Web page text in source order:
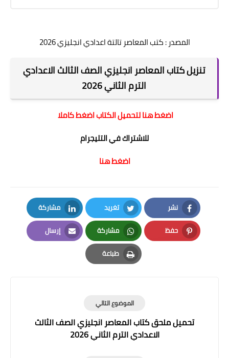
المصدر : كتب المعاصر تالتة اعدادي انجليزي 2026
تنزيل كتاب المعاصر انجليزي الصف الثالث الاعدادي
الترم الثاني 2026
اضغط هنا لتحميل الكتاب اضغط كاملا
للاشتراك في التليجرام
اضغط هنا
نشر
Facebook
تغريد
Twitter
مشاركة
LinkedIn
حفظ
Pinterest
مشاركة
Whatsapp
إرسال
Email
طباعة
Print
الموضوع التالي
تحميل ملحق كتاب المعاصر انجليزي الصف الثالث
الاعدادي الترم الثاني 2026